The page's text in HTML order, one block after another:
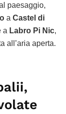
paesaggio,
a Castel di
a Labro Pi Nic,
all’aria aperta.